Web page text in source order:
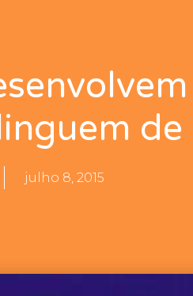
de
julho 8, 2015